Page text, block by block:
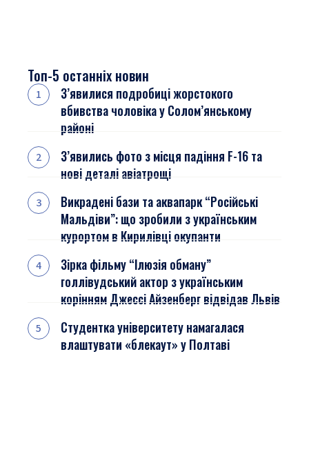
Топ-5 останніх новин
З’явилися подробиці жорстокого
вбивства чоловіка у Солом’янському
районі
З’явились фото з місця падіння F-16 та
нові деталі авіатрощі
Викрадені бази та аквапарк “Російські
Мальдіви”: що зробили з українським
курортом в Кирилівці окупанти
Зірка фільму “Ілюзія обману”
голлівудський актор з українським
корінням Джессі Айзенберг відвідав Львів
Студентка університету намагалася
влаштувати «блекаут» у Полтаві